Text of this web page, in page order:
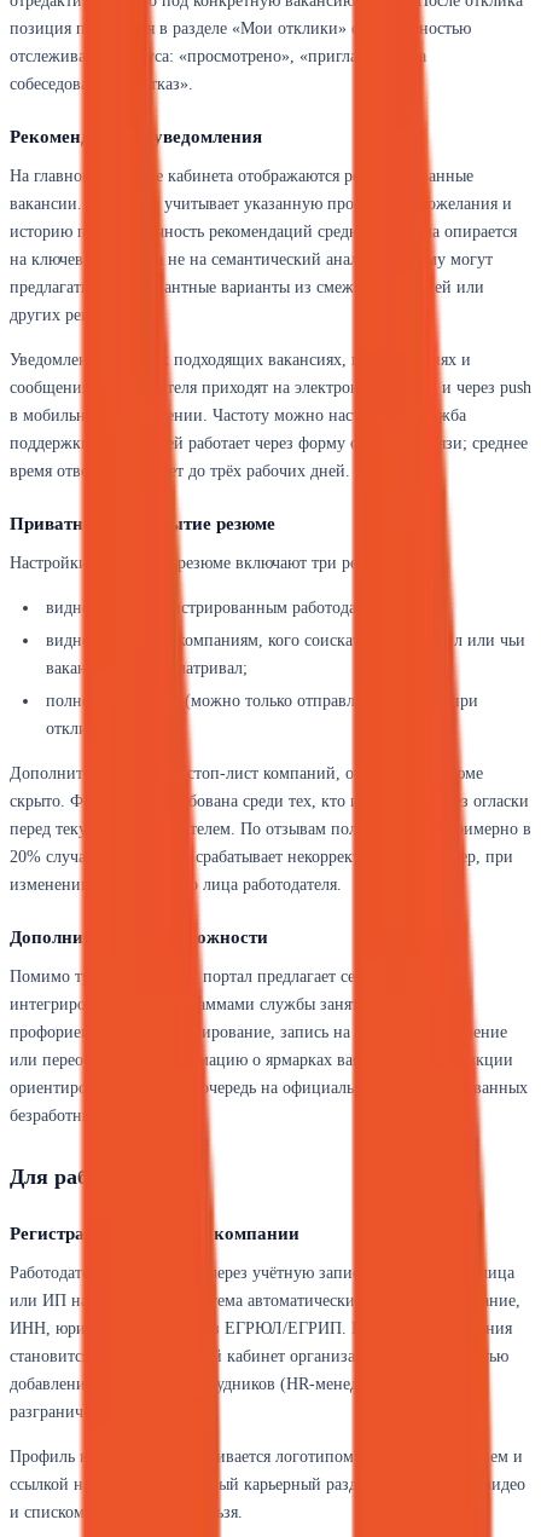
позиция появляется в разделе «Мои отклики» с возможностью
отслеживания статуса: «просмотрено», «приглашение на
собеседование», «отказ».
Рекомендации и уведомления
На главной странице кабинета отображаются рекомендованные
вакансии. Алгоритм учитывает указанную профессию, пожелания и
историю поиска. Точность рекомендаций средняя: система опирается
на ключевые слова, а не на семантический анализ, поэтому могут
предлагаться нерелевантные варианты из смежных областей или
других регионов.
Уведомления о новых подходящих вакансиях, приглашениях и
сообщениях работодателя приходят на электронную почту и через push
в мобильном приложении. Частоту можно настроить. Служба
поддержки соискателей работает через форму обратной связи; среднее
время ответа составляет до трёх рабочих дней.
Приватность и скрытие резюме
Настройки видимости резюме включают три режима:
видно всем зарегистрированным работодателям;
видно только тем компаниям, кого соискатель пригласил или чьи
вакансии он просматривал;
полностью скрыто (можно только отправлять вручную при
отклике).
Дополнительно ведётся стоп-лист компаний, от которых резюме
скрыто. Функция востребована среди тех, кто ищет работу без огласки
перед текущим работодателем. По отзывам пользователей, примерно в
20% случаев блокировка срабатывает некорректно — например, при
изменении юридического лица работодателя.
Дополнительные возможности
Помимо трудоустройства, портал предлагает сервисы,
интегрированные с программами службы занятости:
профориентационное тестирование, запись на бесплатное обучение
или переобучение, информацию о ярмарках вакансий. Эти функции
ориентированы в первую очередь на официально зарегистрированных
безработных.
Для работодателей
Регистрация и профиль компании
Работодатель авторизуется через учётную запись юридического лица
или ИП на Госуслугах. Система автоматически подгружает название,
ИНН, юридический адрес из ЕГРЮЛ/ЕГРИП. После подтверждения
становится доступен личный кабинет организации с возможностью
добавления нескольких сотрудников (HR-менеджеров) и
разграничением прав.
Профиль компании ограничивается логотипом, кратким описанием и
ссылкой на сайт. Полноценный карьерный раздел с фото офиса, видео
и списком льгот создать нельзя.